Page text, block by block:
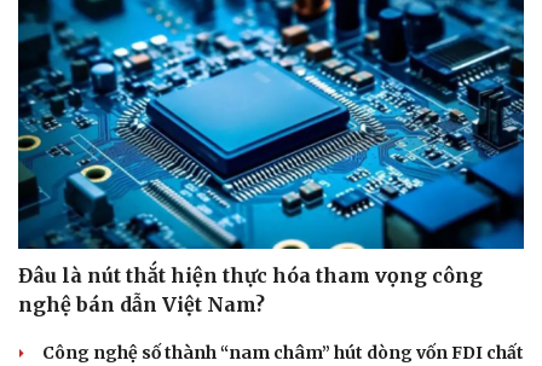
Đâu là nút thắt hiện thực hóa tham vọng công
nghệ bán dẫn Việt Nam?
Công nghệ số thành “nam châm” hút dòng vốn FDI chất